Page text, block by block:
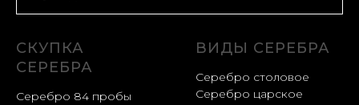
СКУПКА
СЕРЕБРА
Серебро 84 пробы
ВИДЫ СЕРЕБРА
Серебро столовое
Серебро царское